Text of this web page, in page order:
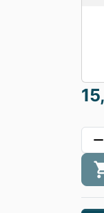
remove